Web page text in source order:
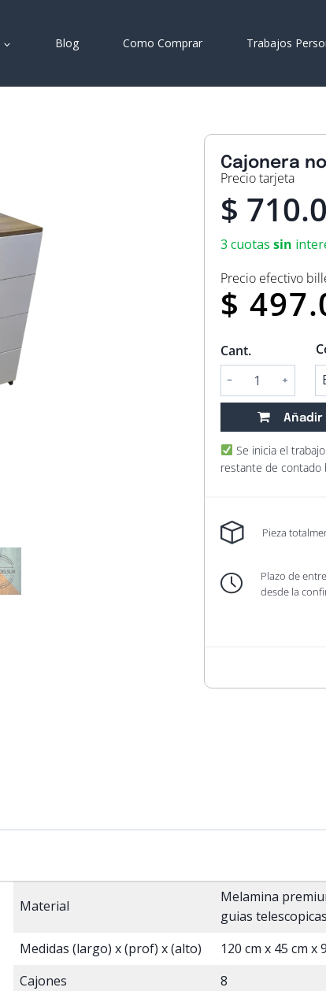
Blog Como Comprar Trabajos
Cajonera
Precio tarjeta
$
3 cuotas sin
Precio efectivo
$
Cant.
Alternative:
Se inicia el
restante de
Pieza
Plazo de
desde la
Material
Melamina
guias
Medidas (largo) x (prof) x (alto)
120 cm x 45 cm x
Cajones
8